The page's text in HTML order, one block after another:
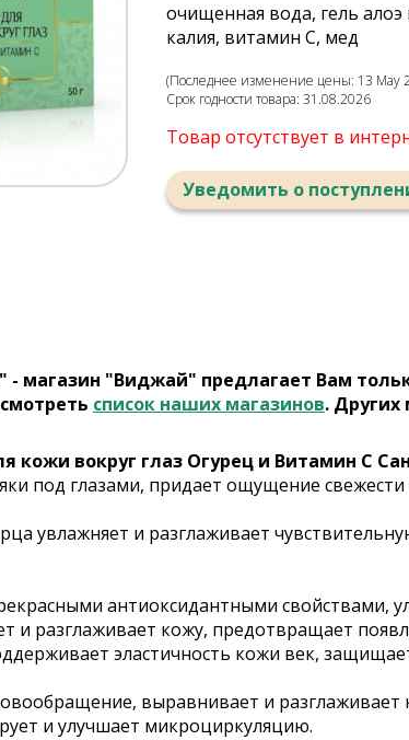
очищенная вода, гель
калия, витамин С, мед
(Последнее изменение цены: 13 May
Срок годности товара: 31.08.2026
Товар отсутствует в
Уведомить о
магазин "Виджай" предлагает Вам
список наших магазинов. Других
кожи вокруг глаз Огурец и Витамин С
под глазами, придает ощущение
увлажняет и разглаживает
антиоксидантными свойствами,
и разглаживает кожу, предотвращает
эластичность кожи век,
выравнивает и разглаживает
и улучшает микроциркуляцию.